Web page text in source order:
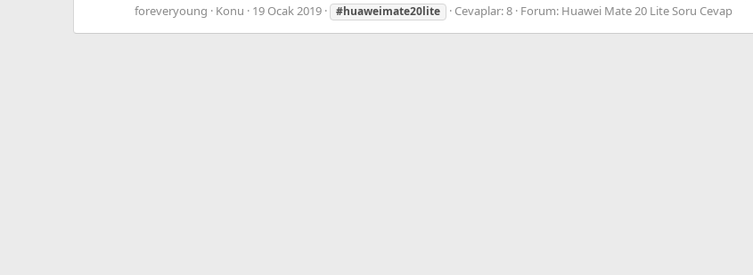
foreveryoung Konu 19 Ocak 2019 #huaweimate20lite Cevaplar: 8 Forum: Huawei Mate 20 Lite Soru Cevap